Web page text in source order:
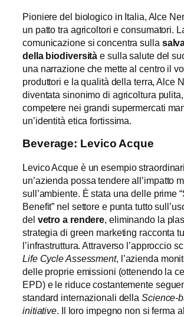
Pioniere del biologico in Italia, Alce
un patto tra agricoltori e consumatori.
comunicazione si concentra sulla
della biodiversità e sulla salute del
una narrazione che mette al centro il
produttori e la qualità della terra, Alce
diventata sinonimo di agricoltura
competere nei grandi supermercati
un’identità etica fortissima.
Beverage: Levico Acque
Levico Acque è un esempio
un’azienda possa tendere all’impatto
sull’ambiente. È stata una delle prime
Benefit” nel settore e punta tutto
del vetro a rendere, eliminando la
strategia di green marketing racconta
l’infrastruttura. Attraverso l’approccio
Life Cycle Assessment, l’azienda
delle proprie emissioni (ottenendo la
EPD) e le riduce costantemente
standard internazionali della Science-
initiative. Il loro impegno non si ferma